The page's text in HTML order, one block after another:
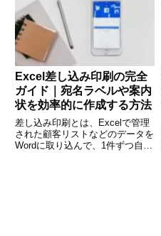
スムーズに行えます。この記事で
は、Excelのフォーム機能の基本
的な使い方から、活用方
Excel差し込み印刷の完全
ガイド｜宛名ラベルや案内
状を効率的に作成する方法
差し込み印刷とは、Excelで管理
された顧客リストなどのデータを
Wordに取り込んで、1件ずつ自動